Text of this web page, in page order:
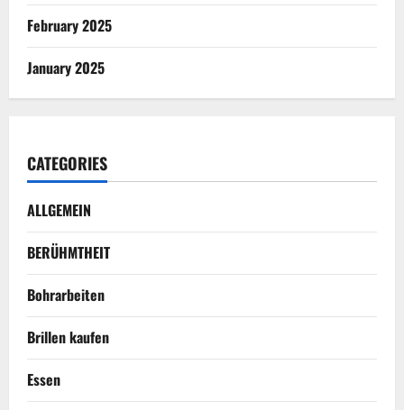
February 2025
January 2025
CATEGORIES
ALLGEMEIN
BERÜHMTHEIT
Bohrarbeiten
Brillen kaufen
Essen